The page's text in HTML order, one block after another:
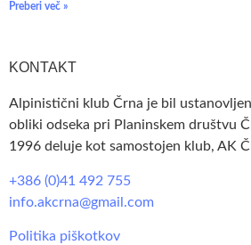
Preberi več »
KONTAKT
Alpinistični klub Črna je bil
obliki odseka pri Planinskem društvu
1996 deluje kot samostojen klub, AK
+386 (0)41 492 755
info.akcrna@gmail.com
Politika piškotkov